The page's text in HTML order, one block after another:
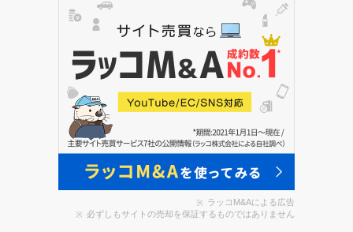
ラッコM&Aによる広告
必ずしもサイトの売却を保証するものではありません